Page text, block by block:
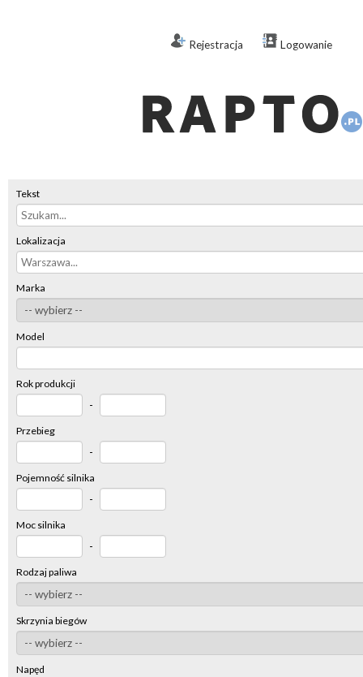
Rejestracja Logowanie
Tekst
Lokalizacja
Marka
Model
Rok produkcji
-
Przebieg
-
Pojemność silnika
-
Moc silnika
-
Rodzaj paliwa
Skrzynia biegów
Napęd